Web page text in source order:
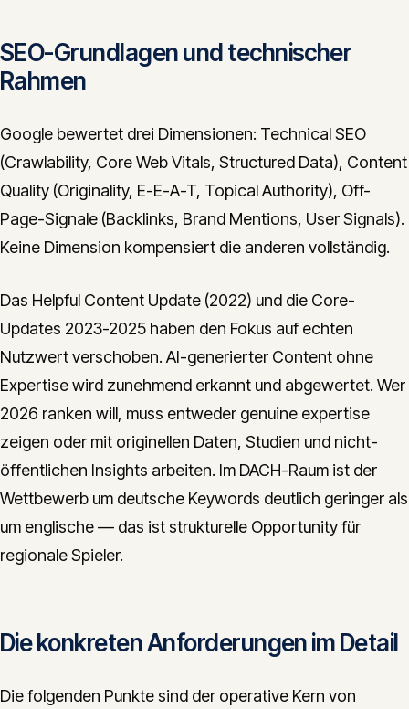
SEO-Grundlagen und technischer
Rahmen
Google bewertet drei Dimensionen: Technical SEO
(Crawlability, Core Web Vitals, Structured Data), Content
Quality (Originality, E-E-A-T, Topical Authority), Off-
Page-Signale (Backlinks, Brand Mentions, User Signals).
Keine Dimension kompensiert die anderen vollständig.
Das Helpful Content Update (2022) und die Core-
Updates 2023-2025 haben den Fokus auf echten
Nutzwert verschoben. AI-generierter Content ohne
Expertise wird zunehmend erkannt und abgewertet. Wer
2026 ranken will, muss entweder genuine expertise
zeigen oder mit originellen Daten, Studien und nicht-
öffentlichen Insights arbeiten. Im DACH-Raum ist der
Wettbewerb um deutsche Keywords deutlich geringer als
um englische — das ist strukturelle Opportunity für
regionale Spieler.
Die konkreten Anforderungen im Detail
Die folgenden Punkte sind der operative Kern von